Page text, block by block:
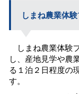
しまね農業体
しまね農業体験
し、産地見学や農
る１泊２日程度の
す。